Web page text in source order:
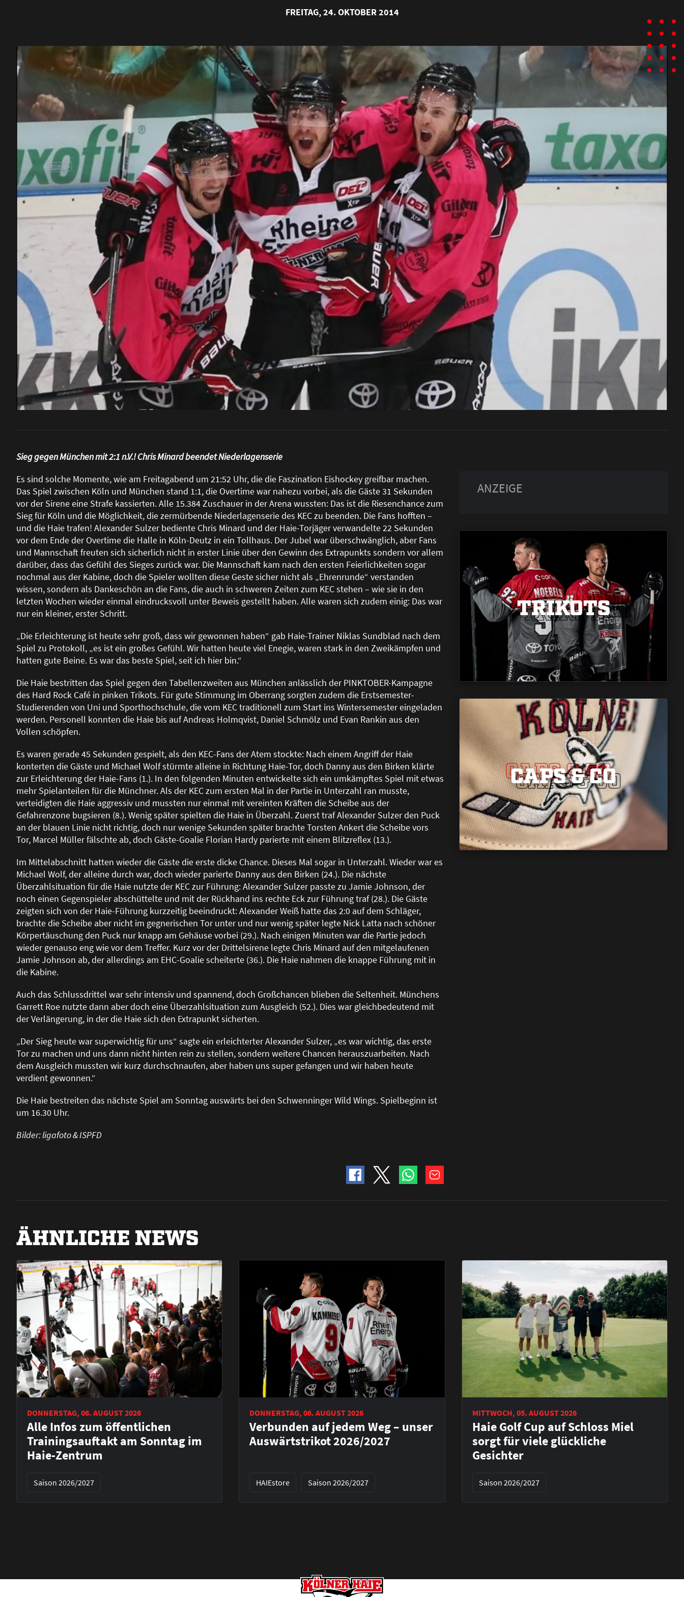
FREITAG, 24. OKTOBER 2014
Sieg gegen München mit 2:1 n.V.! Chris Minard beendet Niederlagenserie
Es sind solche Momente, wie am Freitagabend um 21:52 Uhr, die die Faszination Eishockey greifbar machen.
Das Spiel zwischen Köln und München stand 1:1, die Overtime war nahezu vorbei, als die Gäste 31 Sekunden
vor der Sirene eine Strafe kassierten. Alle 15.384 Zuschauer in der Arena wussten: Das ist die Riesenchance zum
Sieg für Köln und die Möglichkeit, die zermürbende Niederlagenserie des KEC zu beenden. Die Fans hofften –
und die Haie trafen! Alexander Sulzer bediente Chris Minard und der Haie-Torjäger verwandelte 22 Sekunden
vor dem Ende der Overtime die Halle in Köln-Deutz in ein Tollhaus. Der Jubel war überschwänglich, aber Fans
und Mannschaft freuten sich sicherlich nicht in erster Linie über den Gewinn des Extrapunkts sondern vor allem
darüber, dass das Gefühl des Sieges zurück war. Die Mannschaft kam nach den ersten Feierlichkeiten sogar
nochmal aus der Kabine, doch die Spieler wollten diese Geste sicher nicht als „Ehrenrunde“ verstanden
wissen, sondern als Dankeschön an die Fans, die auch in schweren Zeiten zum KEC stehen – wie sie in den
letzten Wochen wieder einmal eindrucksvoll unter Beweis gestellt haben. Alle waren sich zudem einig: Das war
nur ein kleiner, erster Schritt.
„Die Erleichterung ist heute sehr groß, dass wir gewonnen haben“ gab Haie-Trainer Niklas Sundblad nach dem
Spiel zu Protokoll, „es ist ein großes Gefühl. Wir hatten heute viel Enegie, waren stark in den Zweikämpfen und
hatten gute Beine. Es war das beste Spiel, seit ich hier bin.“
Die Haie bestritten das Spiel gegen den Tabellenzweiten aus München anlässlich der PINKTOBER-Kampagne
des Hard Rock Café in pinken Trikots. Für gute Stimmung im Oberrang sorgten zudem die Erstsemester-
Studierenden von Uni und Sporthochschule, die vom KEC traditionell zum Start ins Wintersemester eingeladen
werden. Personell konnten die Haie bis auf Andreas Holmqvist, Daniel Schmölz und Evan Rankin aus den
Vollen schöpfen.
Es waren gerade 45 Sekunden gespielt, als den KEC-Fans der Atem stockte: Nach einem Angriff der Haie
konterten die Gäste und Michael Wolf stürmte alleine in Richtung Haie-Tor, doch Danny aus den Birken klärte
zur Erleichterung der Haie-Fans (1.). In den folgenden Minuten entwickelte sich ein umkämpftes Spiel mit etwas
mehr Spielanteilen für die Münchner. Als der KEC zum ersten Mal in der Partie in Unterzahl ran musste,
verteidigten die Haie aggressiv und mussten nur einmal mit vereinten Kräften die Scheibe aus der
Gefahrenzone bugsieren (8.). Wenig später spielten die Haie in Überzahl. Zuerst traf Alexander Sulzer den Puck
an der blauen Linie nicht richtig, doch nur wenige Sekunden später brachte Torsten Ankert die Scheibe vors
Tor, Marcel Müller fälschte ab, doch Gäste-Goalie Florian Hardy parierte mit einem Blitzreflex (13.).
Im Mittelabschnitt hatten wieder die Gäste die erste dicke Chance. Dieses Mal sogar in Unterzahl. Wieder war es
Michael Wolf, der alleine durch war, doch wieder parierte Danny aus den Birken (24.). Die nächste
Überzahlsituation für die Haie nutzte der KEC zur Führung: Alexander Sulzer passte zu Jamie Johnson, der
noch einen Gegenspieler abschüttelte und mit der Rückhand ins rechte Eck zur Führung traf (28.). Die Gäste
zeigten sich von der Haie-Führung kurzzeitig beeindruckt: Alexander Weiß hatte das 2:0 auf dem Schläger,
brachte die Scheibe aber nicht im gegnerischen Tor unter und nur wenig später legte Nick Latta nach schöner
Körpertäuschung den Puck nur knapp am Gehäuse vorbei (29.). Nach einigen Minuten war die Partie jedoch
wieder genauso eng wie vor dem Treffer. Kurz vor der Drittelsirene legte Chris Minard auf den mitgelaufenen
Jamie Johnson ab, der allerdings am EHC-Goalie scheiterte (36.). Die Haie nahmen die knappe Führung mit in
die Kabine.
Auch das Schlussdrittel war sehr intensiv und spannend, doch Großchancen blieben die Seltenheit. Münchens
Garrett Roe nutzte dann aber doch eine Überzahlsituation zum Ausgleich (52.). Dies war gleichbedeutend mit
der Verlängerung, in der die Haie sich den Extrapunkt sicherten.
„Der Sieg heute war superwichtig für uns“ sagte ein erleichterter Alexander Sulzer, „es war wichtig, das erste
Tor zu machen und uns dann nicht hinten rein zu stellen, sondern weitere Chancen herauszuarbeiten. Nach
dem Ausgleich mussten wir kurz durchschnaufen, aber haben uns super gefangen und wir haben heute
verdient gewonnen.“
Die Haie bestreiten das nächste Spiel am Sonntag auswärts bei den Schwenninger Wild Wings. Spielbeginn ist
um 16.30 Uhr.
Bilder: ligafoto & ISPFD
TRIKOTS
TRIKOTS
TRIKOTS
CAPS & CO
CAPS & CO
CAPS & CO
ÄHNLICHE NEWS
DONNERSTAG, 06. AUGUST 2026
Alle Infos zum öffentlichen
Trainingsauftakt am Sonntag im
Haie-Zentrum
Saison 2026/2027
DONNERSTAG, 06. AUGUST 2026
Verbunden auf jedem Weg – unser
Auswärtstrikot 2026/2027
HAIEstore Saison 2026/2027
MITTWOCH, 05. AUGUST 2026
Haie Golf Cup auf Schloss Miel
sorgt für viele glückliche
Gesichter
Saison 2026/2027